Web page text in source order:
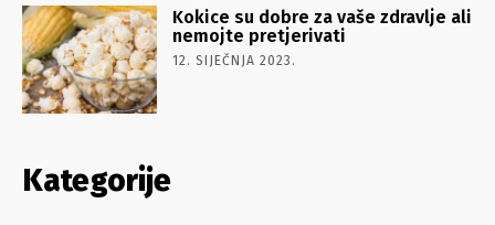
Kokice su dobre za vaše zdravlje ali
nemojte pretjerivati
12. SIJEČNJA 2023.
Kategorije